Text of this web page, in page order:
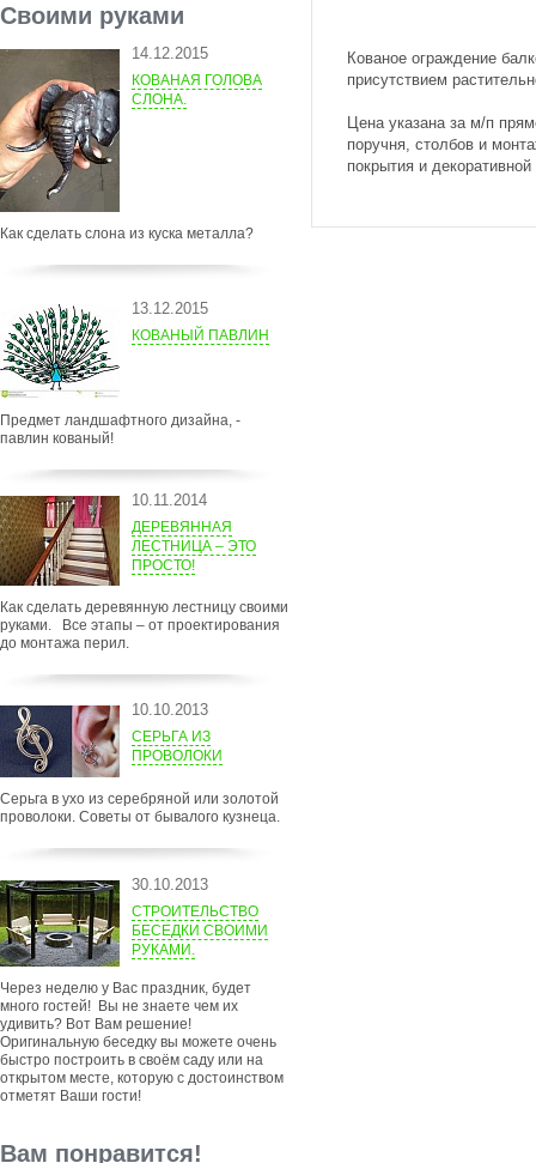
Своими руками
14.12.2015
КОВАНАЯ ГОЛОВА
СЛОНА.
Как сделать слона из куска металла?
13.12.2015
КОВАНЫЙ ПАВЛИН
Предмет ландшафтного дизайна, -
павлин кованый!
10.11.2014
ДЕРЕВЯННАЯ
ЛЕСТНИЦА – ЭТО
ПРОСТО!
Как сделать деревянную лестницу своими
руками. Все этапы – от проектирования
до монтажа перил.
10.10.2013
СЕРЬГА ИЗ
ПРОВОЛОКИ
Серьга в ухо из серебряной или золотой
проволоки. Советы от бывалого кузнеца.
30.10.2013
СТРОИТЕЛЬСТВО
БЕСЕДКИ СВОИМИ
РУКАМИ.
Через неделю у Вас праздник, будет
много гостей! Вы не знаете чем их
удивить? Вот Вам решение!
Оригинальную беседку вы можете очень
быстро построить в своём саду или на
открытом месте, которую с достоинством
отметят Ваши гости!
Вам понравится!
Кованое ограждение
присутствием
Цена указана за м/п
поручня, столбов и
покрытия и